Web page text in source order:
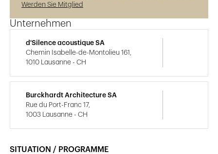
SITUATION / PROGRAMME
Werden Sie Mitglied
Unternehmen
d'Silence acoustique SA
Chemin Isabelle-de-Montolieu 161,
1010 Lausanne - CH
Burckhardt Architecture SA
Rue du Port-Franc 17,
1003 Lausanne - CH